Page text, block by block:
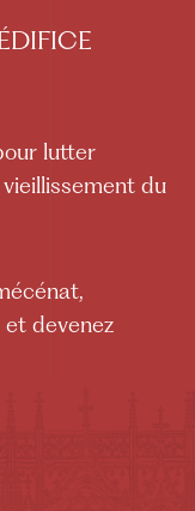
lutter
du
devenez